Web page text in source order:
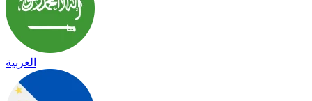
العربية